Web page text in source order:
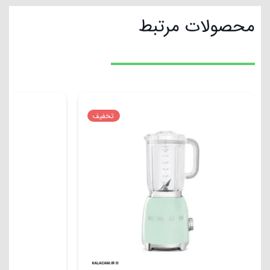
محصولات مرتبط
تخفیف